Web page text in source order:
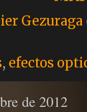
Gezuraga
, efectos
de 2012